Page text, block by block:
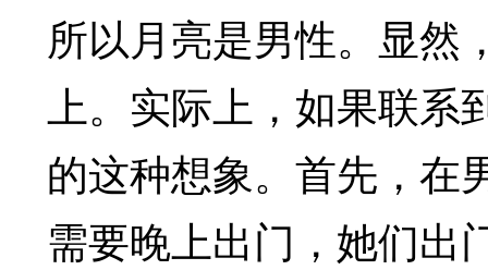
所以月亮是男性。显然
上。实际上，如果联系
的这种想象。首先，在
需要晚上出门，她们出